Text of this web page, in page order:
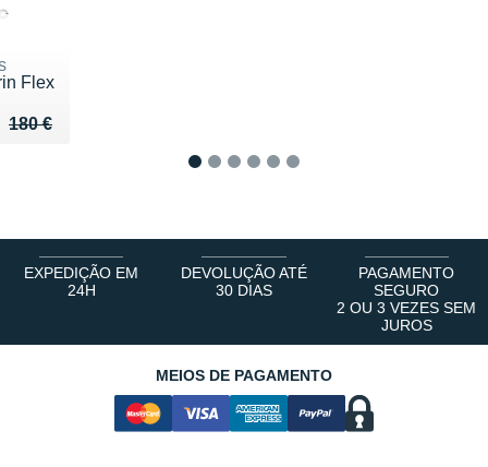
Flex
180 €
de 180 €
145 €
EXPEDIÇÃO EM
24H
DEVOLUÇÃO ATÉ
30 DIAS
PAGAMENTO
SEGURO
2 OU 3 VEZES SEM
JUROS
MEIOS DE PAGAMENTO